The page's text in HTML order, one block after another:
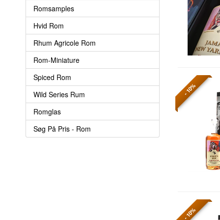
Romsamples
Hvid Rom
Rhum Agricole Rom
Rom-Miniature
Spiced Rom
Wild Series Rum
Romglas
Søg På Pris - Rom
- 10%
- 10%